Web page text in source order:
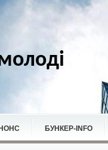
БУНКЕР-ІNFO